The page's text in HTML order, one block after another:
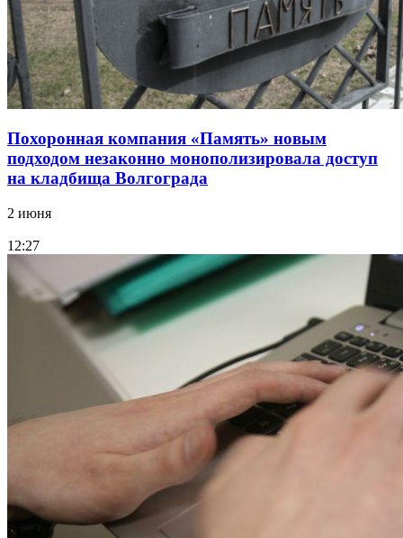
Похоронная компания «Память» новым
подходом незаконно монополизировала доступ
на кладбища Волгограда
2 июня
12:27